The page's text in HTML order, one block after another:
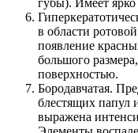
в области
появление
большого
поверхностью.
Бородавчатая.
блестящих папул
выражена